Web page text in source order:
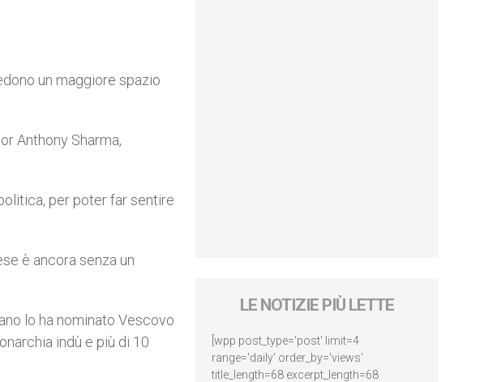
un maggiore spazio
Anthony Sharma,
per poter far sentire
è ancora senza un
lo ha nominato Vescovo
indù e più di 10
LE NOTIZIE PIÙ LETTE
[wpp post_type='post' limit=4
range='daily' order_by='views'
title_length=68 excerpt_length=68